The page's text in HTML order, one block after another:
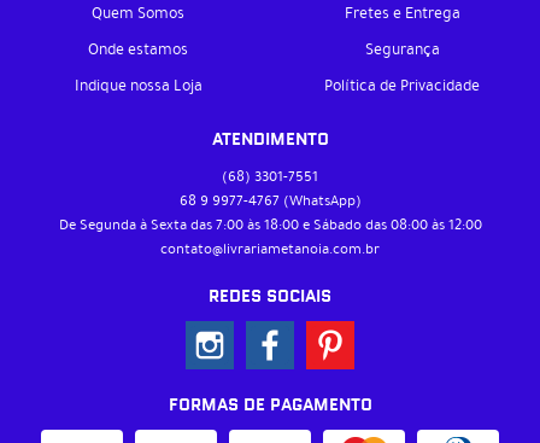
Quem Somos
Onde estamos
Indique nossa Loja
Fretes e Entrega
Segurança
Política de Privacidade
ATENDIMENTO
(68) 3301-7551
68 9 9977-4767 (WhatsApp)
De Segunda à Sexta das 7:00 às 18:00 e Sábado das 08:00 às 12:00
contato@livrariametanoia.com.br
REDES SOCIAIS
FORMAS DE PAGAMENTO